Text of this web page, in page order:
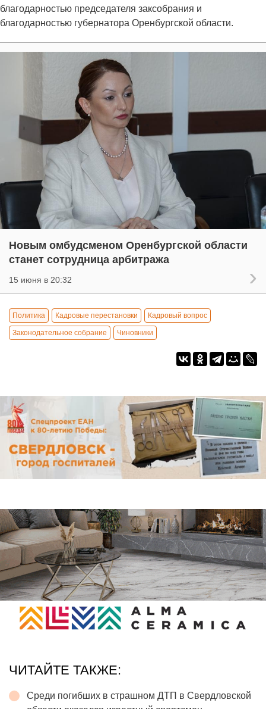
благодарностью председателя заксобрания и
благодарностью губернатора Оренбургской области.
Новым омбудсменом Оренбургской области
станет сотрудница арбитража
15 июня в 20:32
Политика Кадровые перестановки Кадровый вопрос
Законодательное собрание Чиновники
ЧИТАЙТЕ ТАКЖЕ:
Среди погибших в страшном ДТП в Свердловской